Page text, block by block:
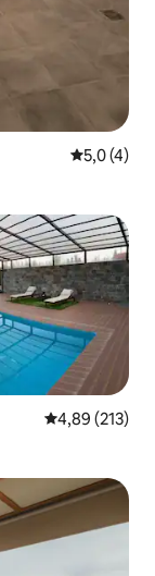
Середня
5,0 (4)
Середня
4,89 (213)